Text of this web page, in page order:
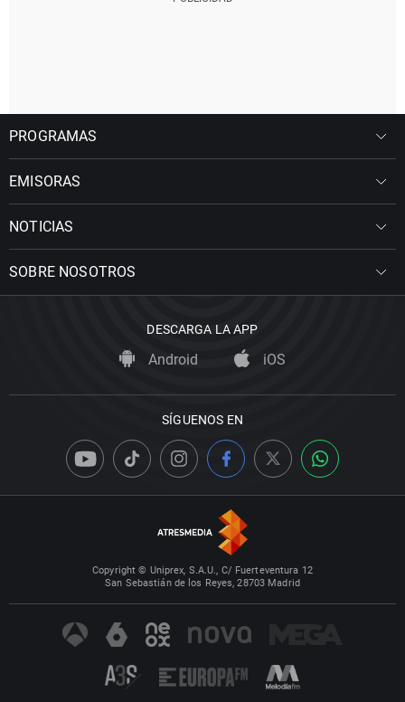
PROGRAMAS
EMISORAS
NOTICIAS
SOBRE NOSOTROS
DESCARGA LA APP
Android iOS
SÍGUENOS EN
Copyright © Uniprex, S.A.U., C/ Fuerteventura 12
San Sebastián de los Reyes, 28703 Madrid